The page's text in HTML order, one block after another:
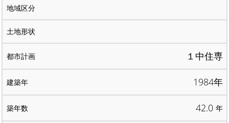
１中住専
1984年
42.0 年